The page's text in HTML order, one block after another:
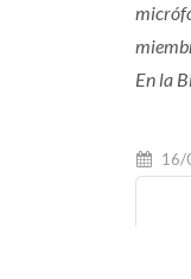
En la
16/